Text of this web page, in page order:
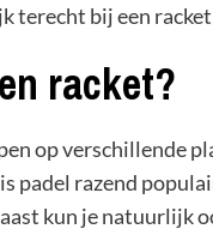
terecht bij een
racket?
op verschillende
padel razend
kun je natuurlijk